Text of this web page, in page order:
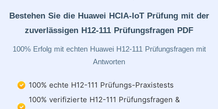
Bestehen Sie die Huawei HCIA-IoT Prüfung mit der
zuverlässigen H12-111 Prüfungsfragen PDF
100% Erfolg mit echten Huawei H12-111 Prüfungsfragen mit
Antworten
100% echte H12-111 Prüfungs-Praxistests
100% verifizierte H12-111 Prüfungsfragen &